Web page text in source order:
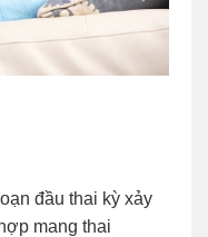
đầu thai kỳ xảy
mang thai